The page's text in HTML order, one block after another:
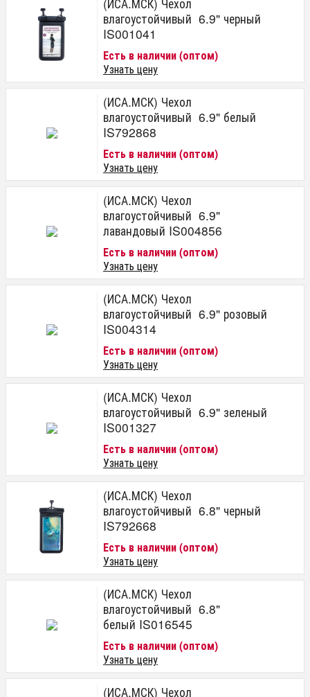
влагоустойчивый 6.9" черный
IS001041
Есть в наличии (оптом)
Узнать цену
(ИСА.МСК) Чехол
влагоустойчивый 6.9" белый
IS792868
Есть в наличии (оптом)
Узнать цену
(ИСА.МСК) Чехол
влагоустойчивый 6.9"
лавандовый IS004856
Есть в наличии (оптом)
Узнать цену
(ИСА.МСК) Чехол
влагоустойчивый 6.9" розовый
IS004314
Есть в наличии (оптом)
Узнать цену
(ИСА.МСК) Чехол
влагоустойчивый 6.9" зеленый
IS001327
Есть в наличии (оптом)
Узнать цену
(ИСА.МСК) Чехол
влагоустойчивый 6.8" черный
IS792668
Есть в наличии (оптом)
Узнать цену
(ИСА.МСК) Чехол
влагоустойчивый 6.8"
белый IS016545
Есть в наличии (оптом)
Узнать цену
(ИСА.МСК) Чехол